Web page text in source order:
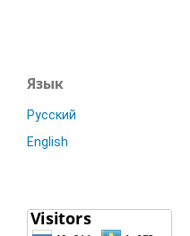
Язык
Русский
English